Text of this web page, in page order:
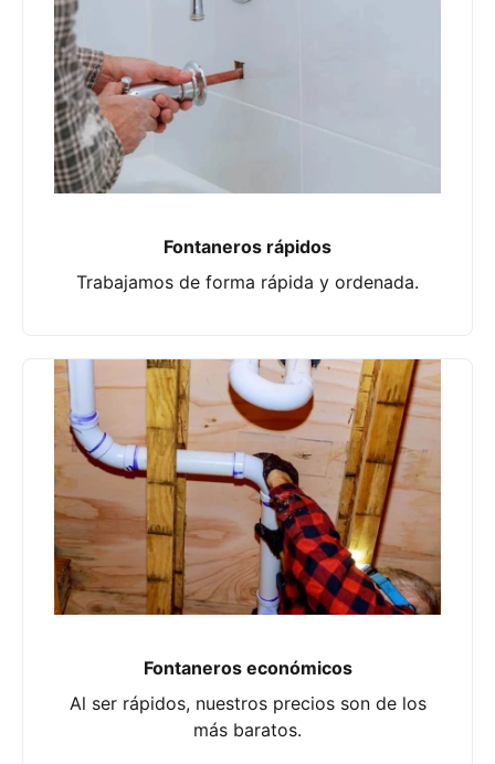
Fontaneros rápidos
Trabajamos de forma rápida y ordenada.
Fontaneros económicos
Al ser rápidos, nuestros precios son de los
más baratos.